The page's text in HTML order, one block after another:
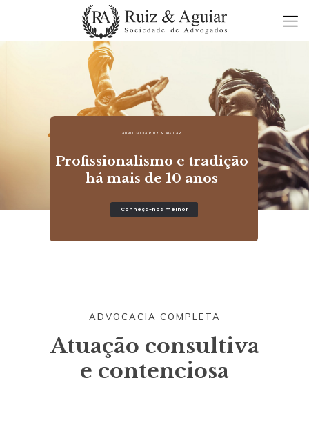
ADVOCACIA RUIZ & AGUIAR
Profissionalismo e tradição
há mais de 10 anos
Conheça-nos melhor
ADVOCACIA COMPLETA
Atuação consultiva
e contenciosa